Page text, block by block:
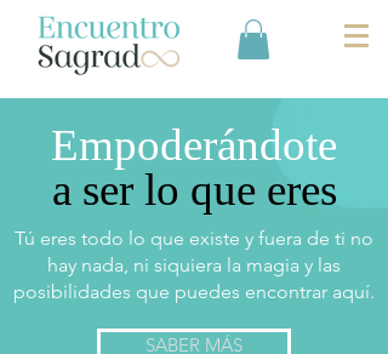
Empoderándote
a ser lo que eres
Tú eres todo lo que existe y fuera de ti no
hay nada, ni siquiera la magia y las
posibilidades que puedes encontrar aquí.
SABER MÁS